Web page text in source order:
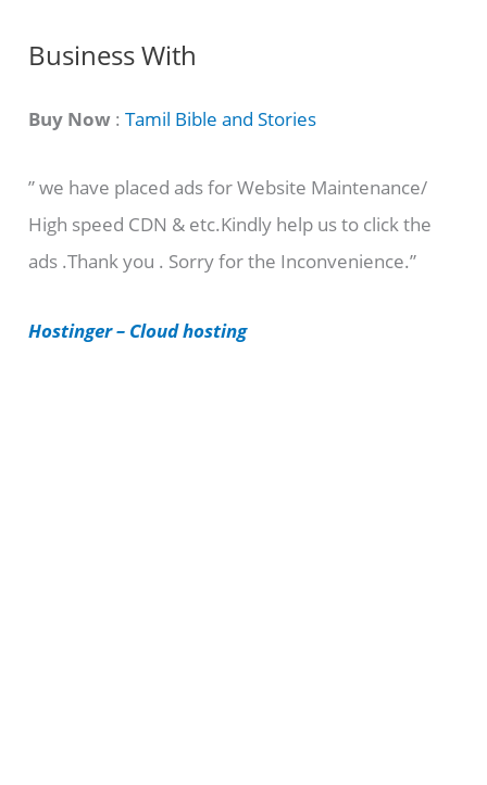
C
t
g
o
r
e
Business With
Buy Now :Tamil Bible and Stories
” we have placed ads for Website Maintenance/
High speed CDN & etc.Kindly help us to click the
ads .Thank you . Sorry for the Inconvenience.”
Hostinger – Cloud hosting